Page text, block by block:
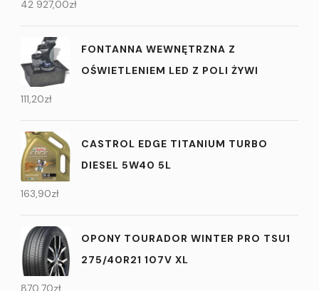
42 927,00zł
FONTANNA WEWNĘTRZNA Z
OŚWIETLENIEM LED Z POLI ŻYWI
111,20zł
CASTROL EDGE TITANIUM TURBO
DIESEL 5W40 5L
163,90zł
OPONY TOURADOR WINTER PRO TSU1
275/40R21 107V XL
870,70zł